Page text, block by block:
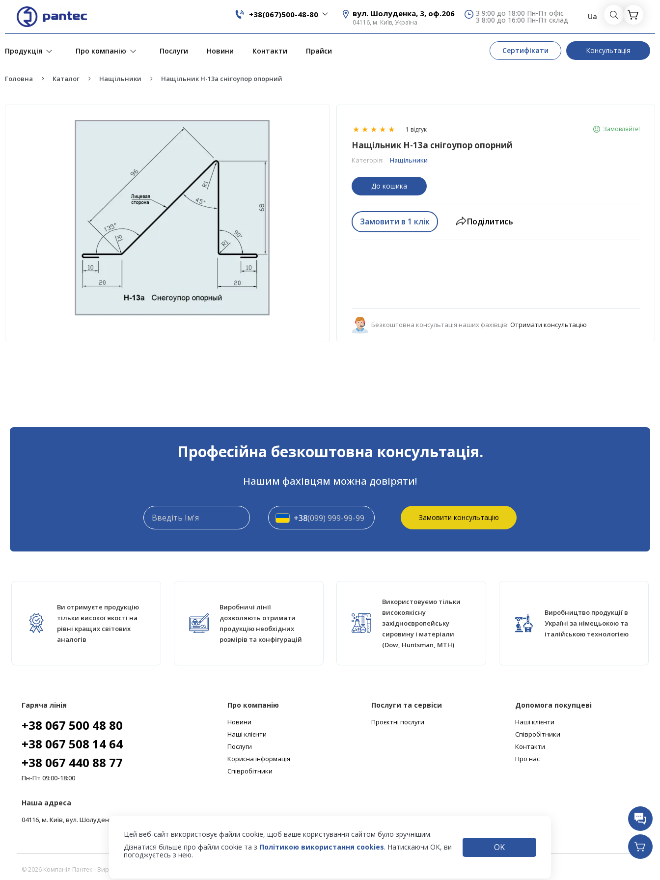
+38(067)500-48-80 вул. Шолуденка, 3, оф.206
04116, м. Київ, Україна
З 9:00 до 18:00 Пн-Пт офіс
З 8:00 до 16:00 Пн-Пт склад Ua
Продукція Про компанію Послуги Новини Контакти Прайси Сертифікати Консультація
Головна Каталог Нащільники Нащільник H-13a снігоупор опорний
★ ★ ★ ★ ★ 1 відгук Замовляйте!
Нащільник H-13a снігоупор опорний
Категорія: Нащільники
До кошика
Замовити в 1 клік Поділитись
Безкоштовна консультація наших фахівців:Отримати консультацію
Професійна безкоштовна консультація.
Нашим фахівцям можна довіряти!
+38(099) 999-99-99 Замовити консультацію
Ви отримуєте продукцію
тільки високої якості на
рівні кращих світових
аналогів
Виробничі лінії
дозволяють отримати
продукцію необхідних
розмірів та конфігурацій
Використовуємо тільки
високоякісну
західноєвропейську
сировину і матеріали
(Dow, Huntsman, MTH)
Виробництво продукції в
Україні за німецьокою та
італійською технологією
Гаряча лінія
+38 067 500 48 80
+38 067 508 14 64
+38 067 440 88 77
Пн-Пт 09:00-18:00
Про компанію
Новини
Наші клієнти
Послуги
Корисна інформація
Співробітники
Послуги та сервіси
Проєктні послуги
Допомога покупцеві
Наші клієнти
Співробітники
Контакти
Про нас
Наша адреса
04116, м. Київ, вул. Шолуденка, 3, офіс 206
© 2026 Компанія Пантек - Виробництво сендвіч панелей та холодильних дверей з PUR та PIR.
Цей веб-сайт використовує файли cookie, щоб ваше користування сайтом було зручнішим.
Дізнатися більше про файли cookie та з Політикою використання cookies. Натискаючи ОК, ви
погоджуєтесь з нею.
OK